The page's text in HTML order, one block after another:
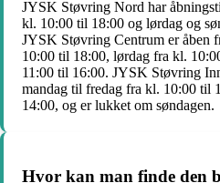
JYSK Støvring Nord har
kl. 10:00 til 18:00 og lørdag og
JYSK Støvring Centrum er åben
10:00 til 18:00, lørdag fra kl.
11:00 til 16:00. JYSK Støvring
mandag til fredag fra kl. 10:00 til
14:00, og er lukket om søndagen.
Hvor kan man finde den